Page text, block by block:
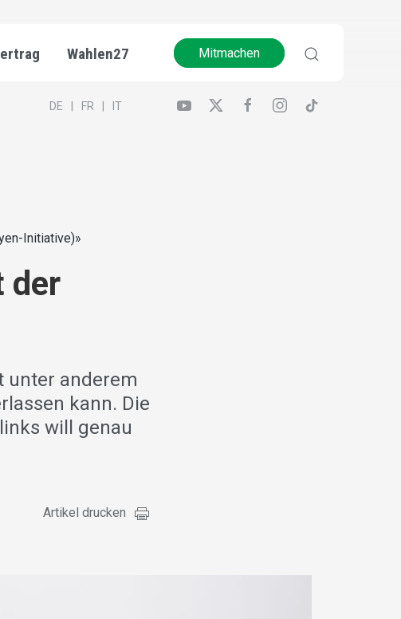
Wahlen27 Mitmachen
DE FR IT
Initiative)»
der
unter anderem
kann. Die
will genau
Artikel drucken